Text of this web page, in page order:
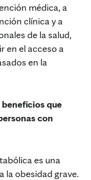
médica, a
clínica y a
de la salud,
en el acceso a
en la
que
con
es una
la obesidad grave.